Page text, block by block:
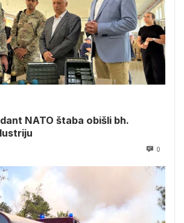
NATO štaba obišli bh.
0